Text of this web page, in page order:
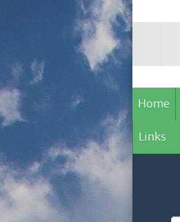
Home
Links